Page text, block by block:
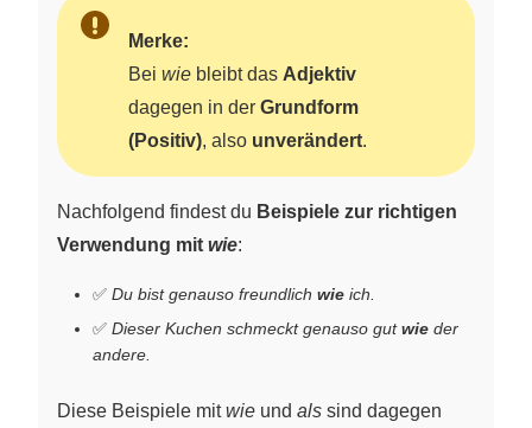
Merke:
Bei wie bleibt das Adjektiv
dagegen in der Grundform
(Positiv), also unverändert.
Nachfolgend findest du Beispiele zur richtigen
Verwendung mit wie:
✅ Du bist genauso freundlich wie ich.
✅ Dieser Kuchen schmeckt genauso gutwie der
andere.
Diese Beispiele mitwie und als sind dagegen